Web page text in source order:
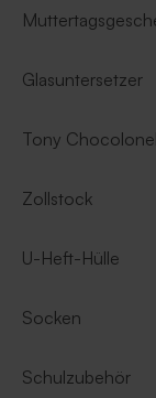
Glasuntersetzer
Tony
Zollstock
U-Heft-Hülle
Socken
Schulzubehör